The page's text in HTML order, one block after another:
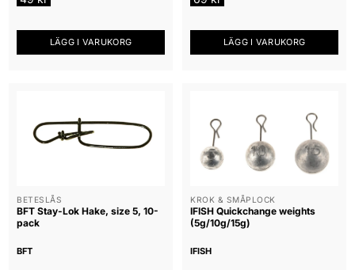
LÄGG I VARUKORG LÄGG I VARUKORG
BETESLÅS
BFT Stay-Lok Hake, size 5, 10-
pack
BFT
KROK & SMÅPLOCK
IFISH Quickchange weights
(5g/10g/15g)
IFISH